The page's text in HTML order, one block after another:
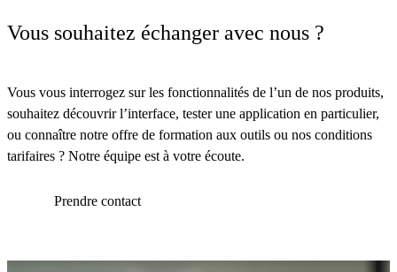
Vous souhaitez échanger avec nous ?
Vous vous interrogez sur les fonctionnalités de l’un de nos produits,
souhaitez découvrir l’interface, tester une application en particulier,
ou connaître notre offre de formation aux outils ou nos conditions
tarifaires ? Notre équipe est à votre écoute.
Prendre contact